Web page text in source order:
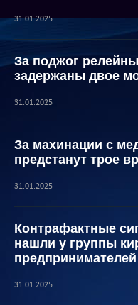
31.01.2025
За поджог
задержаны двое
31.01.2025
За махинации с
предстанут трое
31.01.2025
Контрафактные
нашли у группы
предпринимателей
31.01.2025